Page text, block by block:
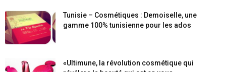
Tunisie – Cosmétiques : Demoiselle, une
gamme 100% tunisienne pour les ados
«Ultimune, la révolution cosmétique qui